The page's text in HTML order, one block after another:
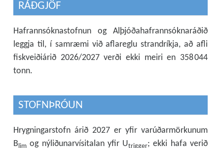
RÁÐGJÖF
Hafrannsóknastofnun og Alþjóðahafrannsóknaráðið
leggja til, í samræmi við aflareglu strandríkja, að afli
fiskveiðiárið 2026/2027 verði ekki meiri en 358 044
tonn.
STOFNÞRÓUN
Hrygningarstofn árið 2027 er yfir varúðarmörkunum
B lim og nýliðunarvísitalan yfir Utrigger; ekki hafa verið